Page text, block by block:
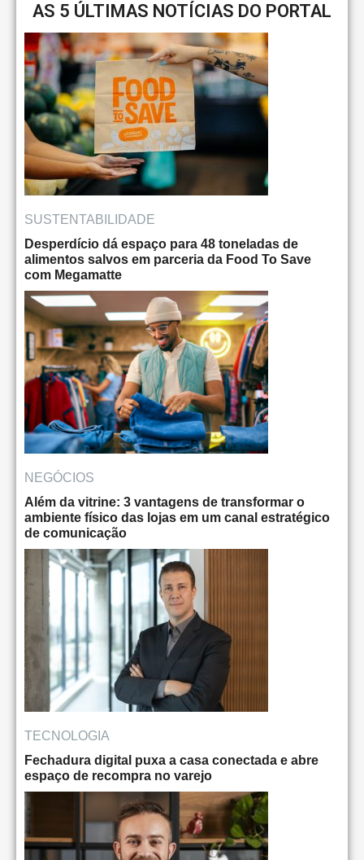
AS 5 ÚLTIMAS NOTÍCIAS DO PORTAL
SUSTENTABILIDADE
Desperdício dá espaço para 48 toneladas de
alimentos salvos em parceria da Food To Save
com Megamatte
NEGÓCIOS
Além da vitrine: 3 vantagens de transformar o
ambiente físico das lojas em um canal estratégico
de comunicação
TECNOLOGIA
Fechadura digital puxa a casa conectada e abre
espaço de recompra no varejo